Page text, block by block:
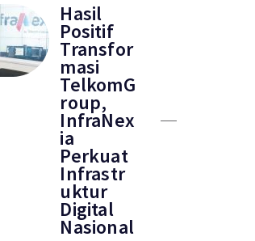
Hasil
Positif
Transfor
masi
TelkomG
roup,
InfraNex
ia
Perkuat
Infrastr
uktur
Digital
Nasional